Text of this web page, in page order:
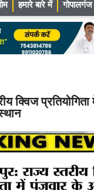
हमारे बारे में गोपालगंज
क्विज